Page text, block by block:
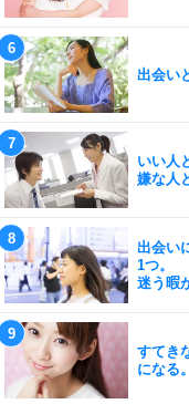
出会い
いい人
嫌な人
出会い
1つ。
迷う暇
すてき
になる。